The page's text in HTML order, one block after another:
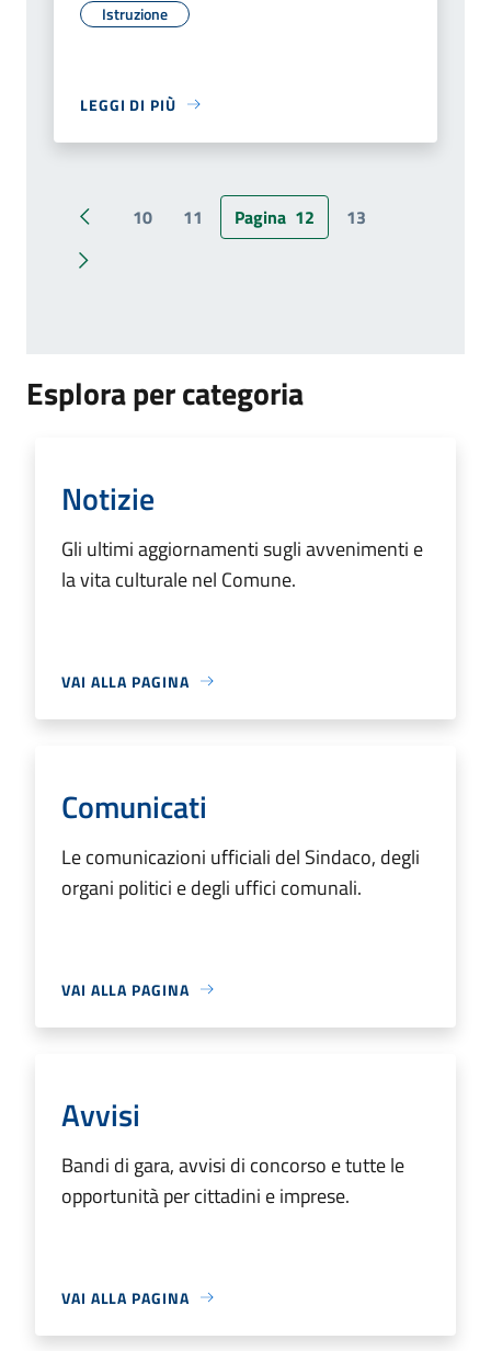
Istruzione
LEGGI DI PIÙ
Pagina precedente
10 11 Pagina 12 13
Pagina successiva
Esplora per categoria
Notizie
Gli ultimi aggiornamenti sugli avvenimenti e
la vita culturale nel Comune.
VAI ALLA PAGINA
Comunicati
Le comunicazioni ufficiali del Sindaco, degli
organi politici e degli uffici comunali.
VAI ALLA PAGINA
Avvisi
Bandi di gara, avvisi di concorso e tutte le
opportunità per cittadini e imprese.
VAI ALLA PAGINA